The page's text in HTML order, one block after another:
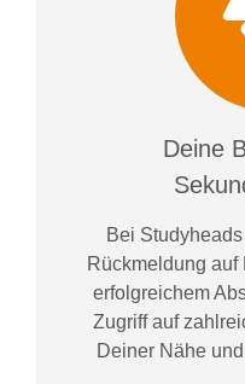
Deine
Bei Studyheads
Rückmeldung
erfolgreichem
Zugriff auf
Deiner Nähe